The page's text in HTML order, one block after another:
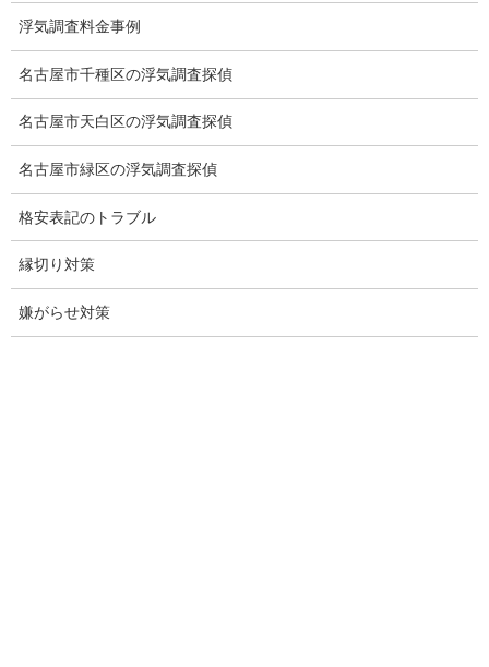
社員の行動調査
行動調査
法人調査
企業調査
愛知探偵
愛知県探偵
探偵愛知県
浮気調査料金事例
名古屋市千種区の浮気調査探偵
名古屋市天白区の浮気調査探偵
名古屋市緑区の浮気調査探偵
格安表記のトラブル
縁切り対策
嫌がらせ対策